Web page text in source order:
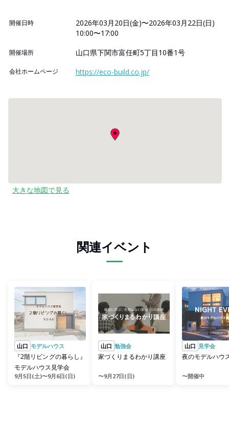
開催日時
2026年03月20日(金)〜2026年03月22日(日)
10:00〜17:00
開催場所 山口県下関市富任町5丁目10番1号
会社ホームページ https://eco-build.co.jp/
大きな地図で見る
関連イベント
山口 モデルハウス
『2階リビングの暮らし』
モデルハウス見学会
9月5日(土)〜9月6日(日)
山口 勉強会
家づくりまるわかり講座
〜9月27日(日)
山口 見学会
夜のモデルハウ
〜開催中